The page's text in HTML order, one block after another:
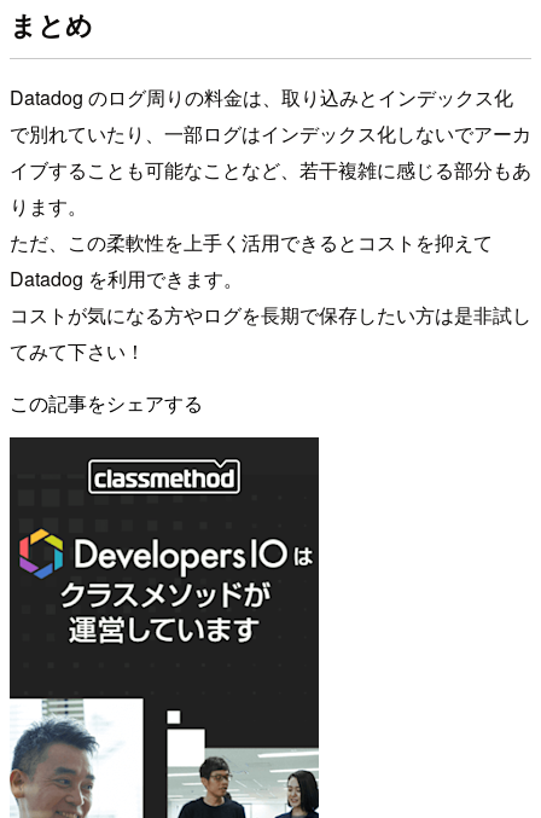
まとめ
Datadog のログ周りの料金は、取り込みとインデックス化
で別れていたり、一部ログはインデックス化しないでアーカ
イブすることも可能なことなど、若干複雑に感じる部分もあ
ります。
ただ、この柔軟性を上手く活用できるとコストを抑えて
Datadog を利用できます。
コストが気になる方やログを長期で保存したい方は是非試し
てみて下さい！
この記事をシェアする